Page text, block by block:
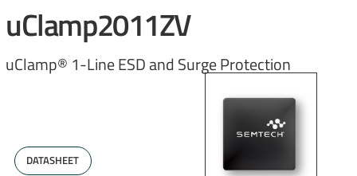
uClamp2011ZV
uClamp® 1-Line ESD and Surge Protection
DATASHEET